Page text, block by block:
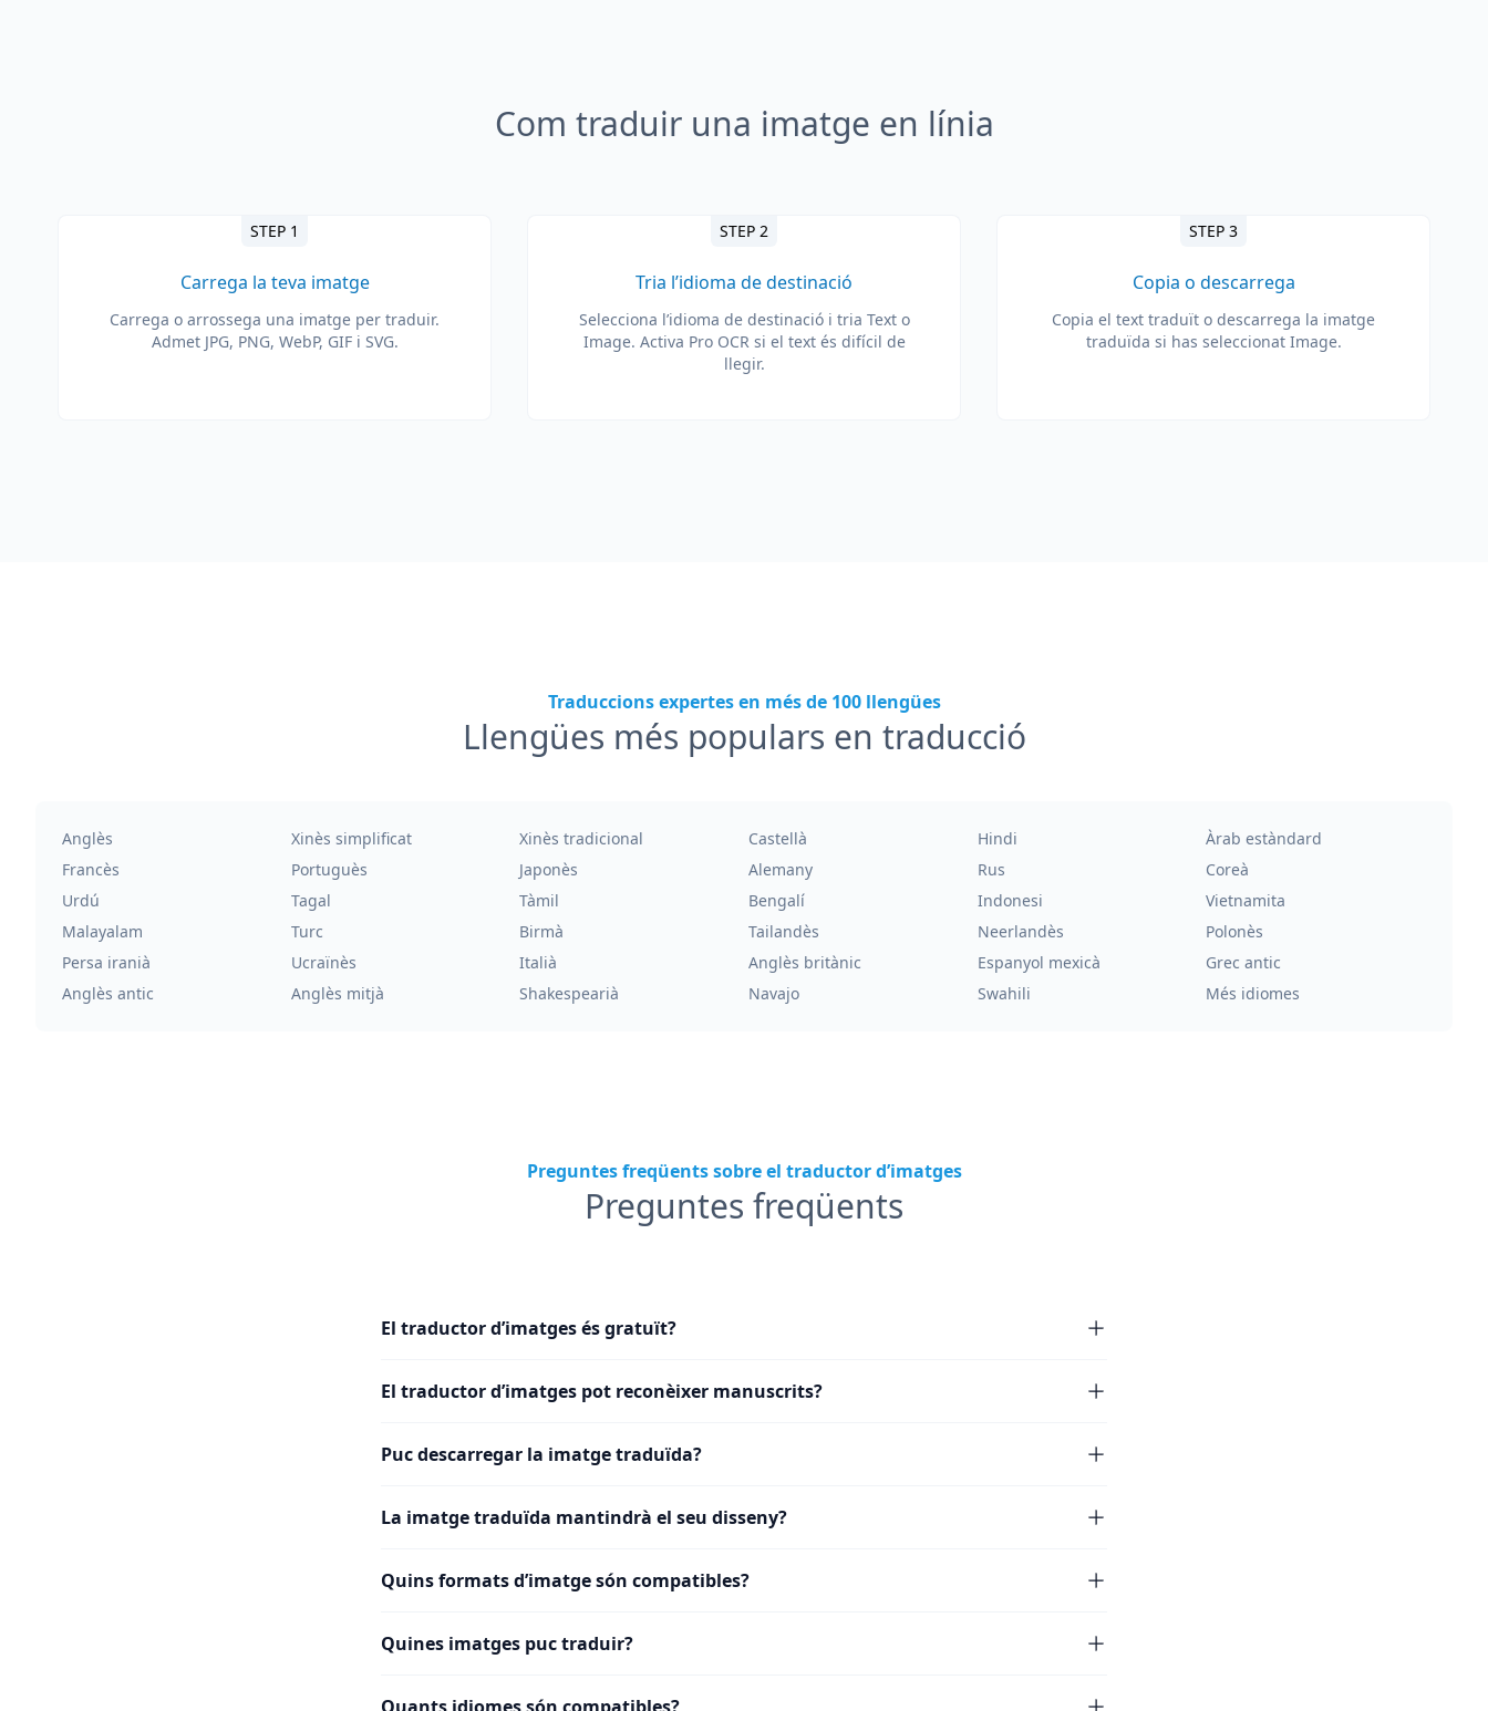
Com traduir una imatge en línia
STEP 1
Carrega la teva imatge
Carrega o arrossega una imatge per traduir.
Admet JPG, PNG, WebP, GIF i SVG.
STEP 2
Tria l’idioma de destinació
Selecciona l’idioma de destinació i tria Text o
Image. Activa Pro OCR si el text és difícil de
llegir.
STEP 3
Copia o descarrega
Copia el text traduït o descarrega la imatge
traduïda si has seleccionat Image.
Traduccions expertes en més de 100 llengües
Llengües més populars en traducció
Anglès Xinès simplificat Xinès tradicional Castellà Hindi
Àrab estàndard
Francès
Portuguès Japonès Alemany Rus
Coreà
Urdú
Tagal Tàmil Bengalí Indonesi
Vietnamita
Malayalam
Turc Birmà Tailandès Neerlandès
Polonès
Persa iranià
Ucraïnès Italià Anglès britànic Espanyol mexicà
Grec antic
Anglès antic
Anglès mitjà Shakespearià Navajo Swahili Més idiomes
Preguntes freqüents sobre el traductor d’imatges
Preguntes freqüents
El traductor d’imatges és gratuït?
El traductor d’imatges pot reconèixer manuscrits?
Puc descarregar la imatge traduïda?
La imatge traduïda mantindrà el seu disseny?
Quins formats d’imatge són compatibles?
Quines imatges puc traduir?